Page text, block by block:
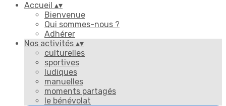
Accueil ▴▾
Bienvenue
Qui sommes-nous ?
Adhérer
Nos activités ▴▾
culturelles
sportives
ludiques
manuelles
moments partagés
le bénévolat